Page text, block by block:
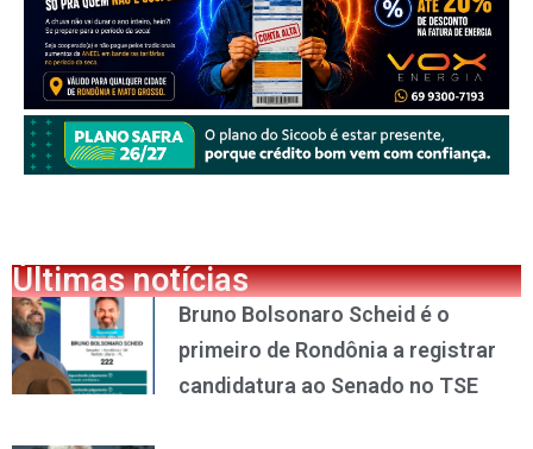
Últimas notícias
Bruno Bolsonaro Scheid é o
primeiro de Rondônia a registrar
candidatura ao Senado no TSE